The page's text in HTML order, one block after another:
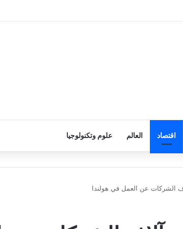
اقتصاد العالم علوم وتكنولوجيا
الشركات عن العمل في هولندا